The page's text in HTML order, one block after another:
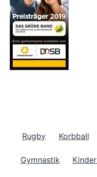
Rugby Korbball
Gymnastik